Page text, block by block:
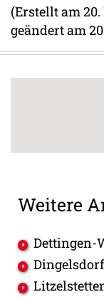
(Erstellt am 20.
geändert am
Weitere
Dettingen-